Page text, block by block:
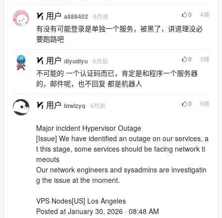
用户a888402 6月前 0 4楼
有没有可能登录是单独一个服务，被黑了，讲道理没必
要跑路吧
用户diyudiyu 6月前 0 5楼
不可能的 一个认证码而已，肯定是和程序一个服务器
的，邮件呢，也不回复 都是机器人
用户btwlzyq 6月前 0 6楼
Major incident Hypervisor Outage
[Issue] We have identified an outage on our services, a
t this stage, some services should be facing network ti
meouts
Our network engineers and sysadmins are investigatin
g the issue at the moment.
VPS Nodes[US] Los Angeles
Posted at January 30, 2026 · 08:48 AM